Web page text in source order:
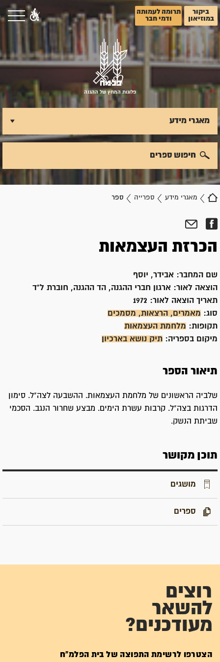
ביקור
במוזיאון
תרומה לעמותה
ודמי חבר
פלוגות המחץ של ההגנה
מאגרי מידע ספרייה ספר
מאגרי מידע
חיפוש ספרים
הכרזת העצמאות
שם המחבר: אבידר, יוסף
הוצאה לאור: ארגון חברי ההגנה, הד ההגנה, חוברת ל"ד
תאריך הוצאה לאור:
סוג: מאמרים, הרצאות, מסמכים
תקופות: מלחמת העצמאות
מיקום בספריה: תיק נושא בארכיון
תיאור הספר
שלביה הראשונים של מלחמת העצמאות. ההשבעה לצה"ל. סימון
הדרגות בצה"ל. קרבות עשרת הימים. מבצע שחרור הנגב. הסכמי
שביתת הנשק.
תוכן מקושר
מושגים
ספרים
רוצים
להשאר
מעודכנים?
הצטרפו לרשימת התפוצה של בית הפלמ"ח